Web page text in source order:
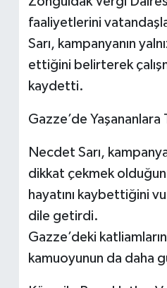
faaliyetlerini
Sarı, kampanyanın
ettiğini belirterek
kaydetti.
Gazze’de Yaşananlara
Necdet Sarı,
dikkat çekmek
hayatını kaybettiğini
dile getirdi.
Gazze’deki
kamuoyunun da daha